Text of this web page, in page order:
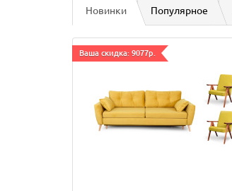
Новинки Популярное
Ваша скидка: 9077р.